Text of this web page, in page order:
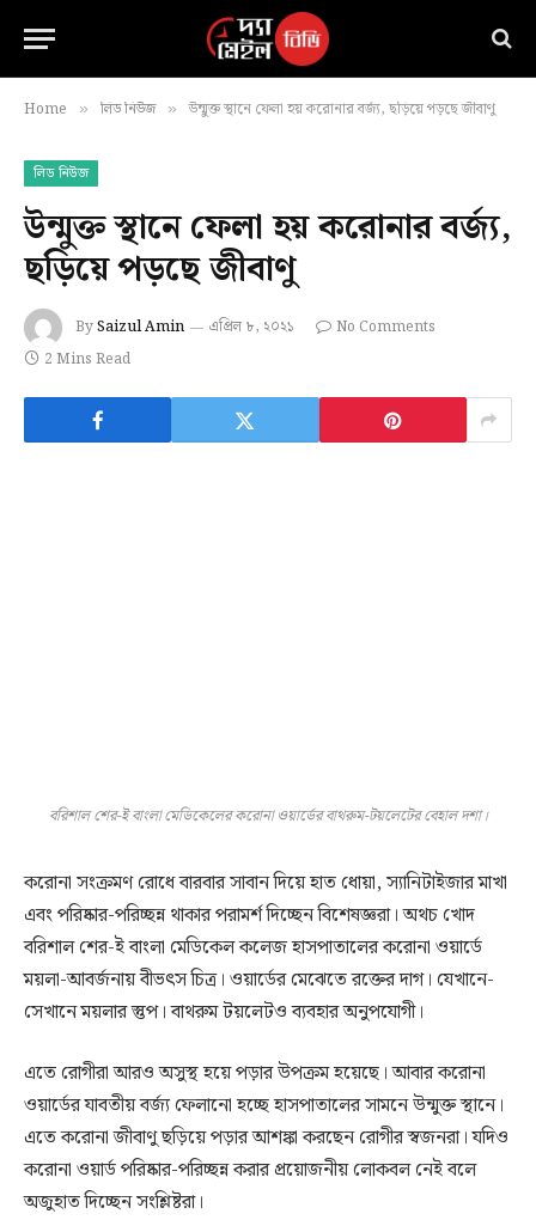
Home » লিড নিউজ » উন্মুক্ত স্থানে ফেলা হয় করোনার বর্জ্য, ছড়িয়ে পড়ছে জীবাণু
লিড নিউজ
উন্মুক্ত স্থানে ফেলা হয় করোনার বর্জ্য,
ছড়িয়ে পড়ছে জীবাণু
BySaizul Amin এপ্রিল ৮, ২০২১
No Comments
2 Mins Read
বরিশাল শের-ই বাংলা মেডিকেলের করোনা ওয়ার্ডের বাথরুম-টয়লেটের বেহাল দশা।
করোনা সংক্রমণ রোধে বারবার সাবান দিয়ে হাত ধোয়া, স্যানিটাইজার মাখা
এবং পরিষ্কার-পরিচ্ছন্ন থাকার পরামর্শ দিচ্ছেন বিশেষজ্ঞরা। অথচ খোদ
বরিশাল শের-ই বাংলা মেডিকেল কলেজ হাসপাতালের করোনা ওয়ার্ডে
ময়লা-আবর্জনায় বীভৎস চিত্র। ওয়ার্ডের মেঝেতে রক্তের দাগ। যেখানে-
সেখানে ময়লার স্তুপ। বাথরুম টয়লেটও ব্যবহার অনুপযোগী।
এতে রোগীরা আরও অসুস্থ হয়ে পড়ার উপক্রম হয়েছে। আবার করোনা
ওয়ার্ডের যাবতীয় বর্জ্য ফেলানো হচ্ছে হাসপাতালের সামনে উন্মুক্ত স্থানে।
এতে করোনা জীবাণু ছড়িয়ে পড়ার আশঙ্কা করছেন রোগীর স্বজনরা। যদিও
করোনা ওয়ার্ড পরিষ্কার-পরিচ্ছন্ন করার প্রয়োজনীয় লোকবল নেই বলে
অজুহাত দিচ্ছেন সংশ্লিষ্টরা।